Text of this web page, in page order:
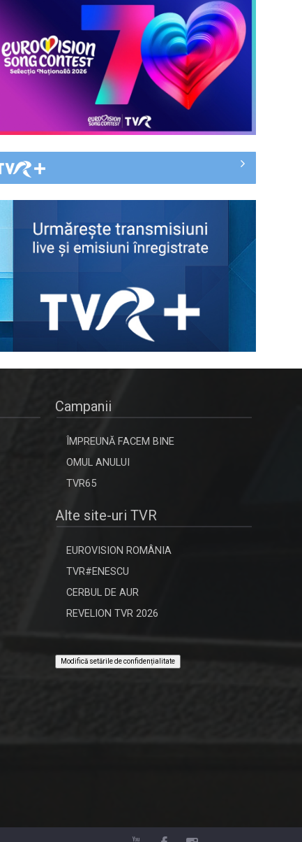
Campanii
ÎMPREUNĂ FACEM BINE
OMUL ANULUI
TVR65
Alte site-uri TVR
EUROVISION ROMÂNIA
TVR#ENESCU
CERBUL DE AUR
REVELION TVR 2026
Modifică setările de confidențialitate